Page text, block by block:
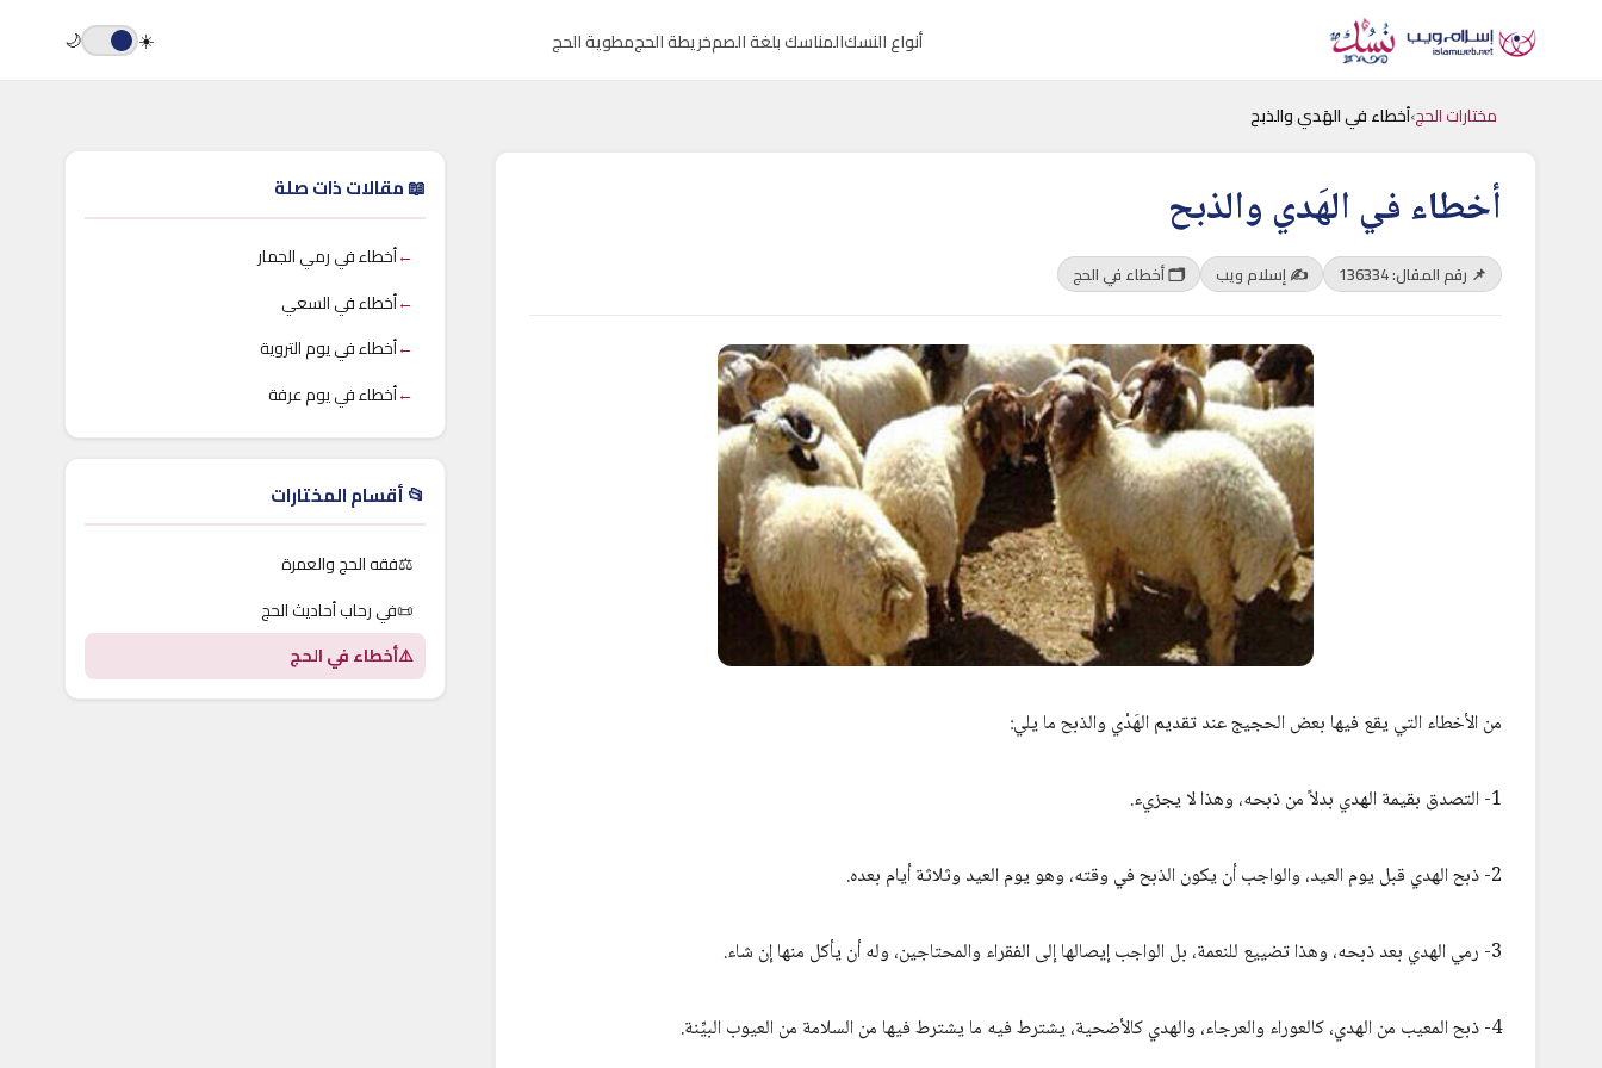
أنواع النسكالمناسك بلغة الصمخريطة الحجمطوية الحج ☀️
🌙
مختارات الحج›أخطاء في الهَدي والذبح
أخطاء في الهَدي والذبح
📌 رقم المقال: 136334 ✍️ إسلام ويب 🗂 أخطاء في الحج
من الأخطاء التي يقع فيها بعض الحجيج عند تقديم الهَدْي والذبح ما يلي:
1- التصدق بقيمة الهدي بدلاً من ذبحه، وهذا لا يجزيء.
2- ذبح الهدي قبل يوم العيد، والواجب أن يكون الذبح في وقته، وهو يوم العيد وثلاثة أيام بعده.
3- رمي الهدي بعد ذبحه، وهذا تضييع للنعمة، بل الواجب إيصالها إلى الفقراء والمحتاجين، وله أن يأكل منها إن شاء.
4- ذبح المعيب من الهدي، كالعوراء والعرجاء، والهدي كالأضحية، يشترط فيه ما يشترط فيها من السلامة من العيوب البيِّنة.
📖 مقالات ذات صلة
←أخطاء في رمي الجمار
←أخطاء في السعي
←أخطاء في يوم التروية
←أخطاء في يوم عرفة
📂 أقسام المختارات
⚖️فقه الحج والعمرة
📜في رحاب أحاديث الحج
⚠️أخطاء في الحج